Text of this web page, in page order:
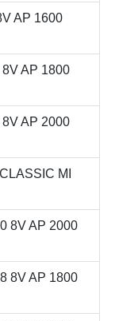
AP 1600
AP 1800
AP 2000
MI
8V AP 2000
8V AP 1800